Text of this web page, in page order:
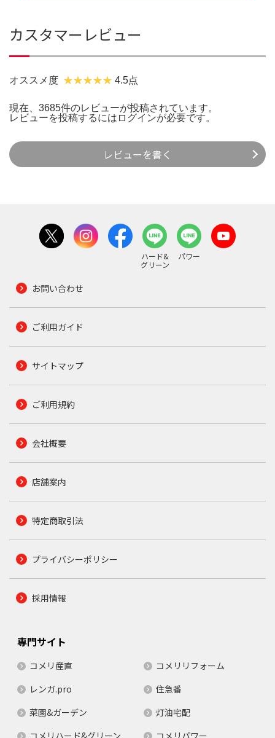
カスタマーレビュー
オススメ度 4.5点
現在、3685件のレビューが投稿されています。
レビューを投稿するには ログインが必要です。
レビューを書く
ハード&
グリーン
パワー
お問い合わせ
ご利用ガイド
サイトマップ
ご利用規約
会社概要
店舗案内
特定商取引法
プライバシーポリシー
採用情報
専門サイト
コメリ産直
コメリリフォーム
レンガ.pro
住急番
菜園&ガーデン
灯油宅配
コメリハード&グリーン
コメリパワー